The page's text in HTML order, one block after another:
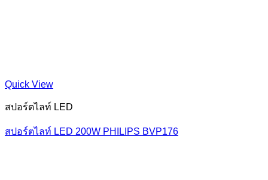
Quick View
สปอร์ตไลท์ LED
สปอร์ตไลท์ LED 200W PHILIPS BVP176